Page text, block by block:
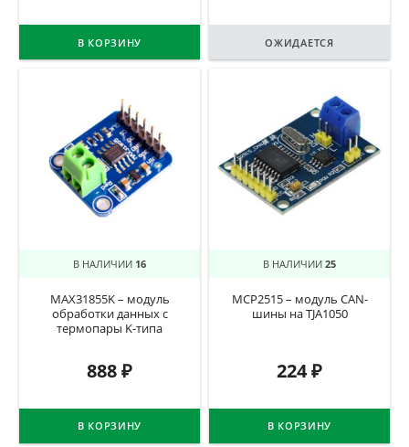
В КОРЗИНУ ОЖИДАЕТСЯ
В НАЛИЧИИ 16
MAX31855K – модуль
обработки данных с
термопары K-типа
888₽
В КОРЗИНУ
В НАЛИЧИИ 25
MCP2515 – модуль CAN-
шины на TJA1050
224₽
В КОРЗИНУ